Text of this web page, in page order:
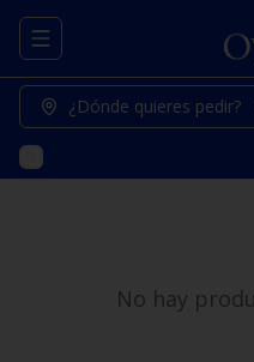
Abrir menu de navegación
¿Dónde quieres pedir?
No hay